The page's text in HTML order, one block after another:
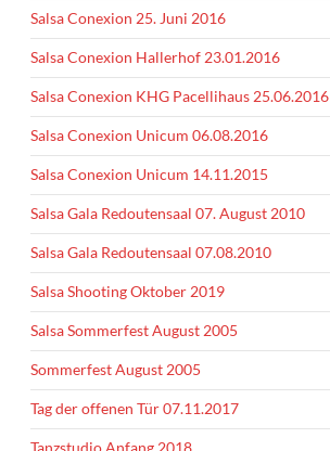
Salsa Conexion 25. Juni 2016
Salsa Conexion Hallerhof 23.01.2016
Salsa Conexion KHG Pacellihaus 25.06.2016
Salsa Conexion Unicum 06.08.2016
Salsa Conexion Unicum 14.11.2015
Salsa Gala Redoutensaal 07. August 2010
Salsa Gala Redoutensaal 07.08.2010
Salsa Shooting Oktober 2019
Salsa Sommerfest August 2005
Sommerfest August 2005
Tag der offenen Tür 07.11.2017
Tanzstudio Anfang 2018